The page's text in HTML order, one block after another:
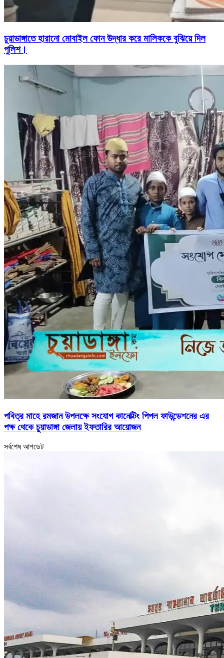
চুয়াডাঙ্গাতে হারানো মোবাইল ফোন উদ্ধার করে মালিককে বুঝিয়ে দিল
পুলিশ।
পবিত্র মাহে রমজান উপলক্ষে সংযোগ কানেক্টিং পিপল ফাউন্ডেশনের এর
পক্ষ থেকে চুয়াডাঙ্গা জেলায় ইফতারির আয়োজন
সর্বশেষ আপডেট